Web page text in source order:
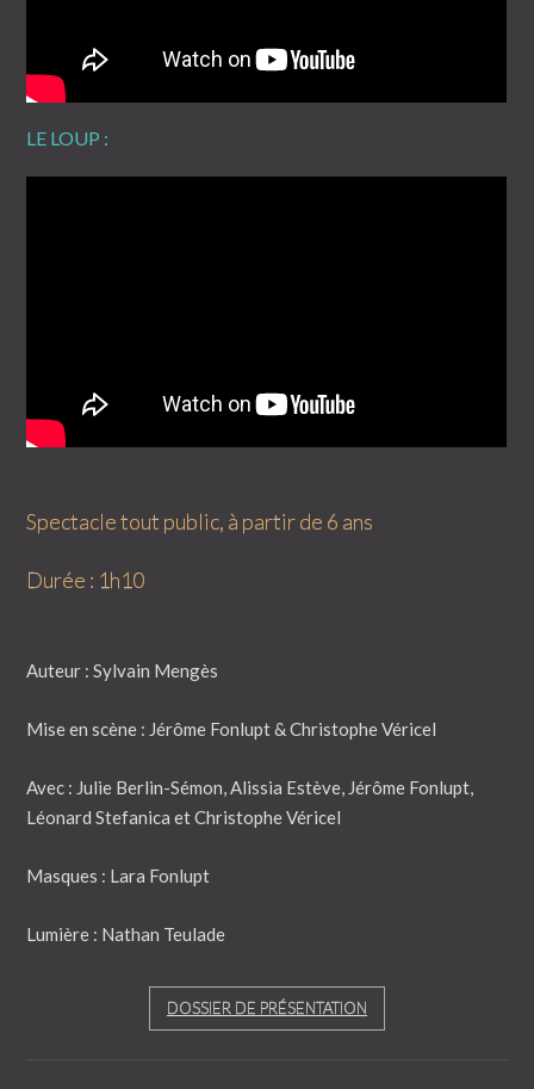
LE LOUP :
Spectacle tout public, à partir de 6 ans
Durée : 1h10
Auteur : Sylvain Mengès
Mise en scène : Jérôme Fonlupt & Christophe Véricel
Avec : Julie Berlin-Sémon, Alissia Estève, Jérôme Fonlupt,
Léonard Stefanica et Christophe Véricel
Masques : Lara Fonlupt
Lumière : Nathan Teulade
DOSSIER DE PRÉSENTATION